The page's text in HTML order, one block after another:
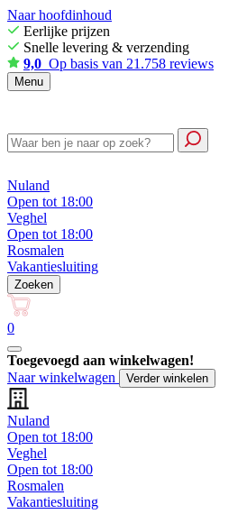
Naar hoofdinhoud
Eerlijke prijzen
Snelle levering & verzending
9,0 Op basis van 21.758 reviews
Menu
Nuland
Open tot 18:00
Veghel
Open tot 18:00
Rosmalen
Vakantiesluiting
Zoeken
0
Toegevoegd aan winkelwagen!
Naar winkelwagen
Verder winkelen
Nuland
Open tot 18:00
Veghel
Open tot 18:00
Rosmalen
Vakantiesluiting